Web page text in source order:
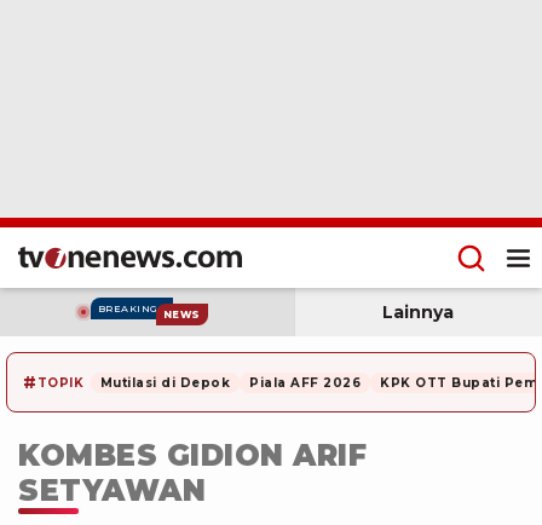
BREAKING NEWS Lainnya
# TOPIK Mutilasi di Depok Piala AFF 2026 KPK OTT Bupati
KOMBES GIDION ARIF
SETYAWAN